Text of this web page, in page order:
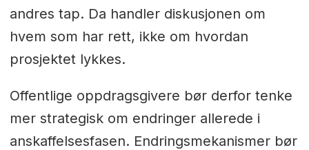
andres tap. Da handler diskusjonen om
hvem som har rett, ikke om hvordan
prosjektet lykkes.
Offentlige oppdragsgivere bør derfor tenke
mer strategisk om endringer allerede i
anskaffelsesfasen. Endringsmekanismer bør